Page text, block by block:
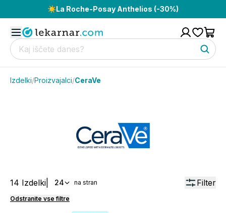
☀️La Roche-Posay Anthelios (-30%)
Izdelki/Proizvajalci/CeraVe
14 Izdelki 24 na stran Filter
Odstranite vse filtre